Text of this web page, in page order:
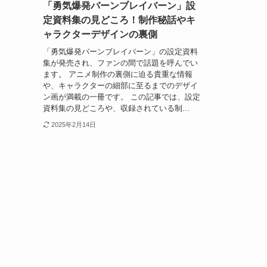
「勇気爆発バーンブレイバーン」設
定資料集の見どころ！制作秘話やキ
ャラクターデザインの裏側
「勇気爆発バーンブレイバーン」の設定資料
集が発売され、ファンの間で話題を呼んでい
ます。 アニメ制作の裏側に迫る貴重な情報
や、キャラクターの細部に至るまでのデザイ
ン画が満載の一冊です。 この記事では、設定
資料集の見どころや、収録されている制...
2025年2月14日